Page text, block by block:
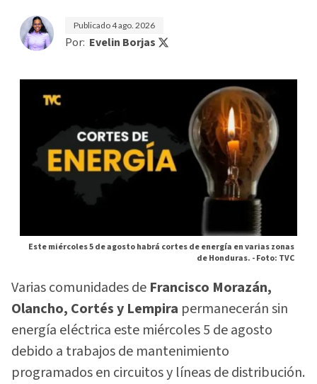
Publicado4 ago. 2026
Por: Evelin Borjas
Este miércoles 5 de agosto habrá cortes de energía en varias zonas
de Honduras. -Foto: TVC
Varias comunidades de Francisco Morazán,
Olancho, Cortés y Lempira permanecerán sin
energía eléctrica este miércoles 5 de agosto
debido a trabajos de mantenimiento
programados en circuitos y líneas de distribución.